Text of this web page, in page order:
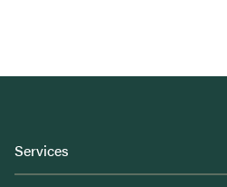
Services